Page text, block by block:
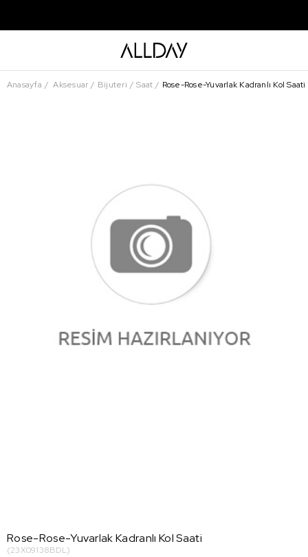
Anasayfa Aksesuar Bijuteri Saat Rose-Rose-Yuvarlak Kadranlı Kol Saati
Rose-Rose-Yuvarlak Kadranlı Kol Saati
(23X09138BDL)